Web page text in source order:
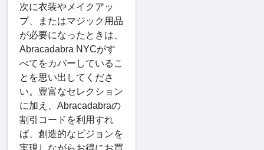
次に衣装やメイクアッ
プ、またはマジック用品
が必要になったときは、
Abracadabra NYCがす
べてをカバーしているこ
とを思い出してくださ
い。豊富なセレクション
に加え、Abracadabraの
割引コードを利用すれ
ば、創造的なビジョンを
実現しながらお得にお買